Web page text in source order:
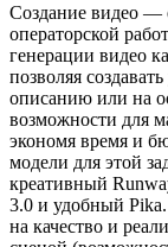
Создание видео —
операторской
генерации видео
позволяя
описанию или на
возможности для
экономя время и
модели для этой
креативный
3.0 и удобный
на качество и